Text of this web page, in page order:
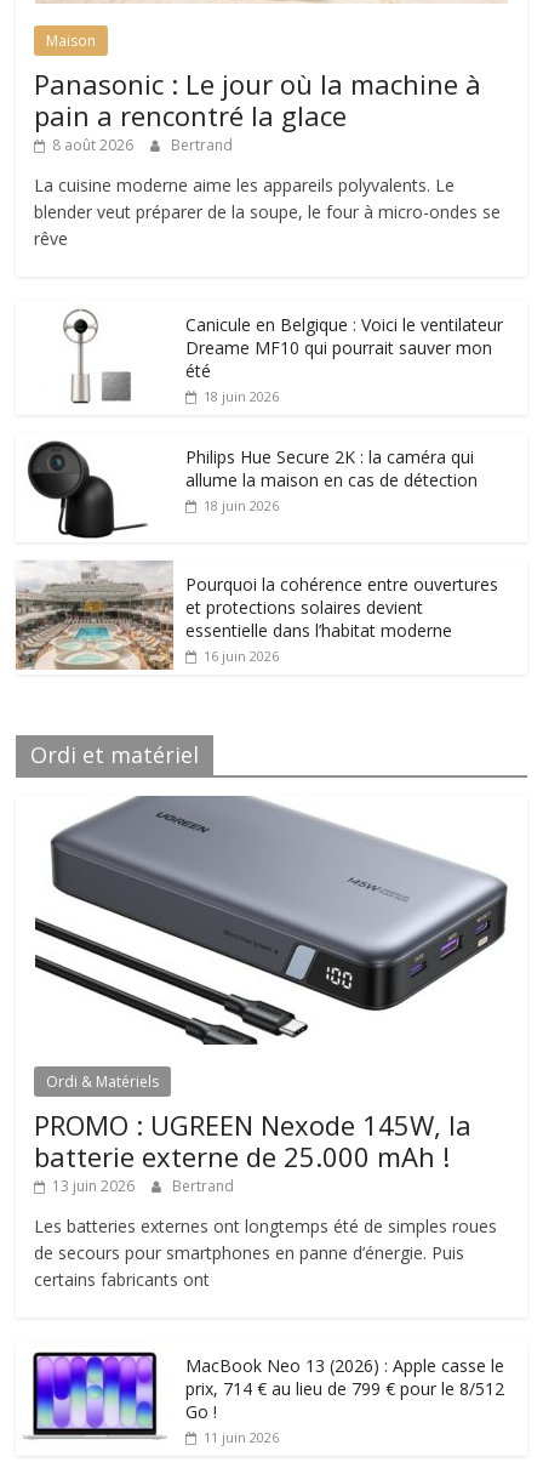
Maison
Panasonic : Le jour où la machine à
pain a rencontré la glace
8 août 2026 Bertrand
La cuisine moderne aime les appareils polyvalents. Le
blender veut préparer de la soupe, le four à micro-ondes se
rêve
Canicule en Belgique : Voici le ventilateur
Dreame MF10 qui pourrait sauver mon
été
18 juin 2026
Philips Hue Secure 2K : la caméra qui
allume la maison en cas de détection
18 juin 2026
Pourquoi la cohérence entre ouvertures
et protections solaires devient
essentielle dans l’habitat moderne
16 juin 2026
Ordi et matériel
Ordi & Matériels
PROMO : UGREEN Nexode 145W, la
batterie externe de 25.000 mAh !
13 juin 2026 Bertrand
Les batteries externes ont longtemps été de simples roues
de secours pour smartphones en panne d’énergie. Puis
certains fabricants ont
MacBook Neo 13 (2026) : Apple casse le
prix, 714 € au lieu de 799 € pour le 8/512
Go !
11 juin 2026